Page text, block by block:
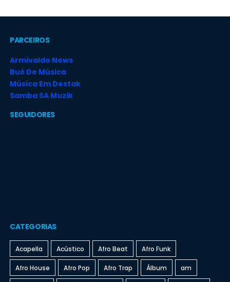
PARCEIROS
Armivaldo News
Bué De Música
Música Em Destak
Samba SA Muzik
SEGUIDORES
CATEGORIAS
Acapella Acústico Afro Beat Afro Funk
Afro House Afro Pop Afro Trap Álbum am